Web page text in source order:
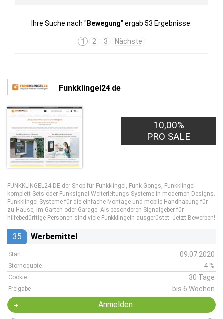
Ihre Suche nach " Bewegung" ergab 53 Ergebnisse.
1 2 3 Nächste
Funkklingel24.de
10,00%
PRO SALE
FUNKKLINGEL24.DE der Shop für Funkklingel, Funk-Gongs, Funkklingel
komplett Sets oder Funksignal Weiterleitungs-Systeme in modernen Designs.
Funkklingel-Systeme für die einfache Montage und mobile Handhabung für
zu Hause, im Garten oder Garage. Als besonderen Signalgeber für
hilfebedürftige Personen sind viele Funkklingeln ausgerüstet. Jetzt Bewerben!
35 Werbemittel
Start 09.07.2020
Stornoquote 4 %
Cookie 30 Tage
Freigabe bis 6 Wochen
Anmelden